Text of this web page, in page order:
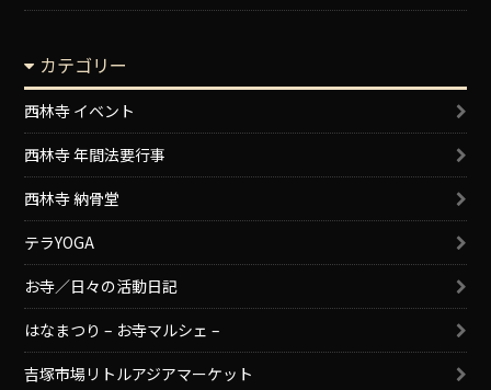
カテゴリー
西林寺 イベント
西林寺 年間法要行事
西林寺 納骨堂
テラYOGA
お寺／日々の活動日記
はなまつり – お寺マルシェ –
吉塚市場リトルアジアマーケット